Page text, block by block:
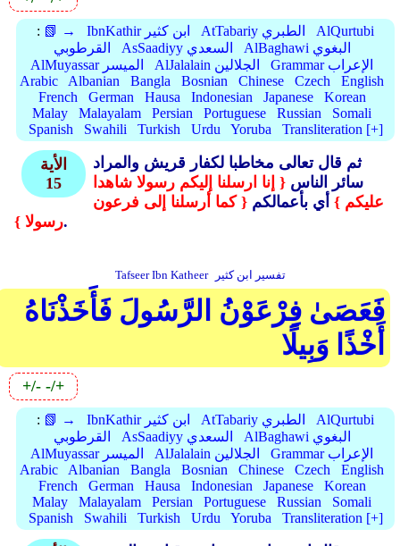
: 📗 → IbnKathir ابن كثير AtTabariy الطبري
AlQurtubi
القرطوبي
AsSaadiyy السعدي
AlBaghawi البغوي
AlMuyassar الميسر
AlJalalain الجلالين
Grammar الإعراب
Arabic
Albanian Bangla Bosnian Chinese Czech
English
French
German Hausa Indonesian Japanese
Korean
Malay
Malayalam Persian Portuguese Russian
Somali
Spanish
Swahili Turkish Urdu Yoruba Transliteration [+]
الأية
15
ثم قال تعالى مخاطبا لكفار قريش والمراد
سائر الناس { إنا ارسلنا إليكم رسولا شاهدا
عليكم } أي بأعمالكم { كما أرسلنا إلى فرعون
رسولا }.
Tafseer Ibn Katheer تفسير ابن كثير
فَعَصَىٰ فِرْعَوْنُ الرَّسُولَ فَأَخَذْنَاهُ
أَخْذًا وَبِيلًا
+/- -/+
: 📗 → IbnKathir ابن كثير AtTabariy الطبري
AlQurtubi
القرطوبي
AsSaadiyy السعدي
AlBaghawi البغوي
AlMuyassar الميسر
AlJalalain الجلالين
Grammar الإعراب
Arabic
Albanian Bangla Bosnian Chinese Czech
English
French
German Hausa Indonesian Japanese
Korean
Malay
Malayalam Persian Portuguese Russian
Somali
Spanish
Swahili Turkish Urdu Yoruba Transliteration [+]